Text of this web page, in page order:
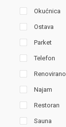
Okućnica
Ostava
Parket
Telefon
Renovirano
Najam
Restoran
Sauna